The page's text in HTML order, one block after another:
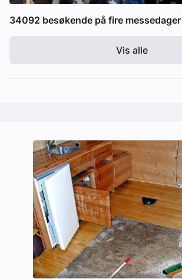
34092 besøkende på fire messedager
Vis alle